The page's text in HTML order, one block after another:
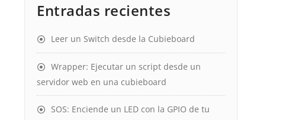
Entradas recientes
Leer un Switch desde la Cubieboard
Wrapper: Ejecutar un script desde un
servidor web en una cubieboard
SOS: Enciende un LED con la GPIO de tu